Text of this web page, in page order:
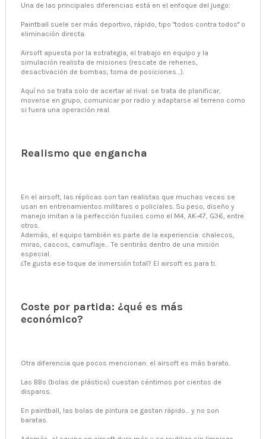
Una de las principales diferencias está en el enfoque del juego:
Paintball suele ser más deportivo, rápido, tipo "todos contra todos" o
eliminación directa.
Airsoft apuesta por la estrategia, el trabajo en equipo y la
simulación realista de misiones (rescate de rehenes,
desactivación de bombas, toma de posiciones…).
Aquí no se trata solo de acertar al rival: se trata de planificar,
moverse en grupo, comunicar por radio y adaptarse al terreno como
si fuera una operación real.
Realismo que engancha
En el airsoft, las réplicas son tan realistas que muchas veces se
usan en entrenamientos militares o policiales. Su peso, diseño y
manejo imitan a la perfección fusiles como el M4, AK-47, G36, entre
otros.
Además, el equipo también es parte de la experiencia: chalecos,
miras, cascos, camuflaje… Te sentirás dentro de una misión
especial.
¿Te gusta ese toque de inmersión total? El airsoft es para ti.
Coste por partida: ¿qué es más
económico?
Otra diferencia que pocos mencionan: el airsoft es más barato.
Las BBs (bolas de plástico) cuestan céntimos por cientos de
disparos.
En paintball, las bolas de pintura se gastan rápido… y no son
baratas.